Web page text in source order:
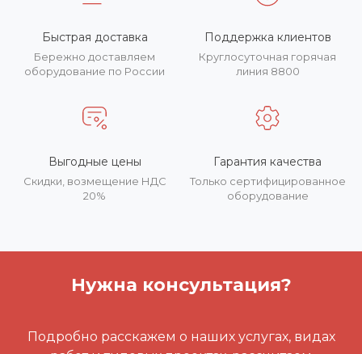
Быстрая доставка
Бережно доставляем
оборудование по России
Поддержка клиентов
Круглосуточная горячая
линия 8800
Выгодные цены
Скидки, возмещение НДС
20%
Гарантия качества
Только сертифицированное
оборудование
Нужна консультация?
Подробно расскажем о наших услугах, видах